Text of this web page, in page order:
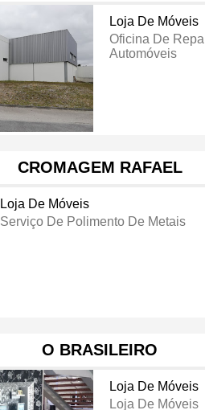
Loja De Móveis
Oficina De
Automóveis
CROMAGEM RAFAEL
Loja De Móveis
Serviço De Polimento De Metais
O BRASILEIRO
Loja De Móveis
Loja De Móveis